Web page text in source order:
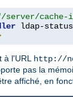
server/cache-
à l'URL http://
pas la
affiché, en